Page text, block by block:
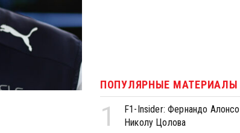
ПОПУЛЯРНЫЕ МАТЕРИАЛЫ
1
F1-Insider: Фернандо Алонсо
Николу Цолова